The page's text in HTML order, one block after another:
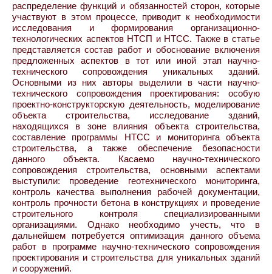
распределение функций и обязанностей сторон, которые
участвуют в этом процессе, приводит к необходимости
исследования и формирования организационно-
технологических аспектов НТСП и НТСС. Также в статье
представляется состав работ и обоснование включения
предложенных аспектов в тот или иной этап научно-
технического сопровождения уникальных зданий.
Основными из них авторы выделили в части научно-
технического сопровождения проектирования: особую
проектно-конструкторскую деятельность, моделирование
объекта строительства, исследование зданий,
находящихся в зоне влияния объекта строительства,
составление программы НТСС и мониторинга объекта
строительства, а также обеспечение безопасности
данного объекта. Касаемо научно-технического
сопровождения строительства, основными аспектами
выступили: проведение геотехнического мониторинга,
контроль качества выполнения рабочей документации,
контроль прочности бетона в конструкциях и проведение
строительного контроля специализированными
организациями. Однако необходимо учесть, что в
дальнейшем потребуется оптимизация данного объема
работ в программе научно-технического сопровождения
проектирования и строительства для уникальных зданий
и сооружений.